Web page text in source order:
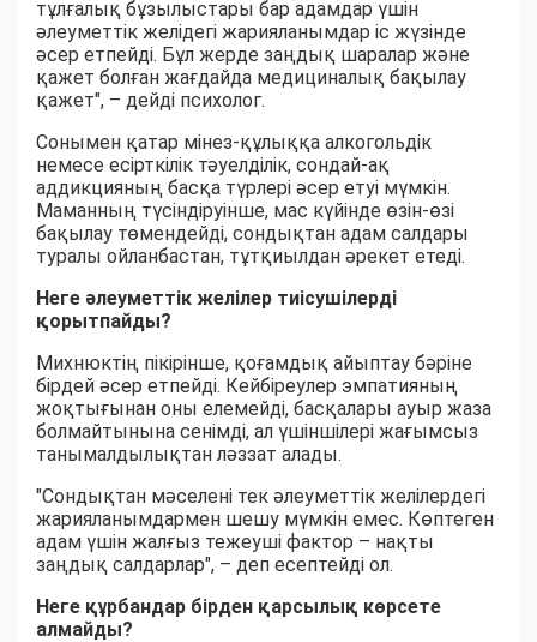
тұлғалық бұзылыстары бар адамдар үшін
әлеуметтік желідегі жарияланымдар іс жүзінде
әсер етпейді. Бұл жерде заңдық шаралар және
қажет болған жағдайда медициналық бақылау
қажет", – дейді психолог.
Сонымен қатар мінез-құлыққа алкогольдік
немесе есірткілік тәуелділік, сондай-ақ
аддикцияның басқа түрлері әсер етуі мүмкін.
Маманның түсіндіруінше, мас күйінде өзін-өзі
бақылау төмендейді, сондықтан адам салдары
туралы ойланбастан, тұтқиылдан әрекет етеді.
Неге әлеуметтік желілер тиісушілерді
қорытпайды?
Михнюктің пікірінше, қоғамдық айыптау бәріне
бірдей әсер етпейді. Кейбіреулер эмпатияның
жоқтығынан оны елемейді, басқалары ауыр жаза
болмайтынына сенімді, ал үшіншілері жағымсыз
танымалдылықтан ләззат алады.
"Сондықтан мәселені тек әлеуметтік желілердегі
жарияланымдармен шешу мүмкін емес. Көптеген
адам үшін жалғыз тежеуші фактор – нақты
заңдық салдарлар", – деп есептейді ол.
Неге құрбандар бірден қарсылық көрсете
алмайды?